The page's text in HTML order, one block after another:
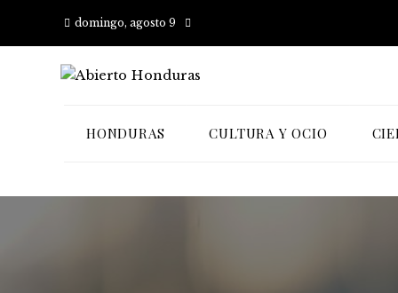
domingo, agosto 9
HONDURAS CULTURA Y OCIO